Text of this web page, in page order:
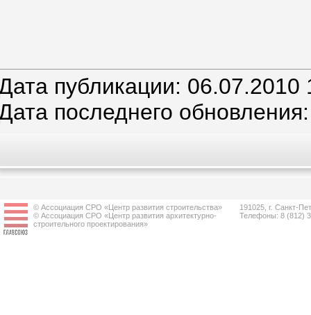
публикации: 06.07.2010
последнего
© Ассоциация СРО «Центр развития строительства»
© Ассоциация СРО «Центр развития архитектурно-
строительного проектирования»
191025, г. Санкт-
Телефоны: 8 (812)